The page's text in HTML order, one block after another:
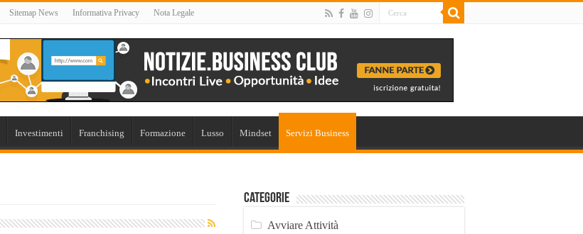
Sitemap News Informativa Privacy Nota Legale
Investimenti Franchising Formazione Lusso Mindset Servizi Business
Categorie
Avviare Attività